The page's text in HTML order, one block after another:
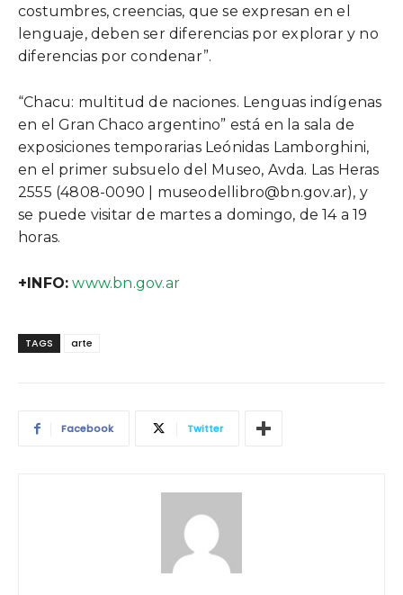
costumbres, creencias, que se expresan en el
lenguaje, deben ser diferencias por explorar y no
diferencias por condenar”.
“Chacu: multitud de naciones. Lenguas indígenas
en el Gran Chaco argentino” está en la sala de
exposiciones temporarias Leónidas Lamborghini,
en el primer subsuelo del Museo, Avda. Las Heras
2555 (4808-0090 | museodellibro@bn.gov.ar), y
se puede visitar de martes a domingo, de 14 a 19
horas.
+INFO: www.bn.gov.ar
TAGS arte
Facebook Twitter